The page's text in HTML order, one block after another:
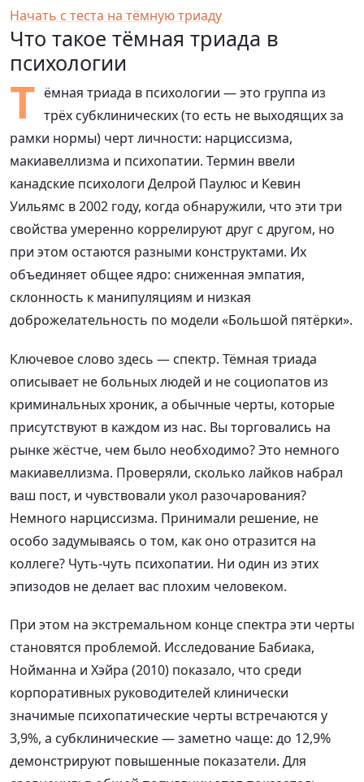
Начать с теста на тёмную триаду
Что такое тёмная триада в
психологии
Т ёмная триада в психологии — это группа из
трёх субклинических (то есть не выходящих за
рамки нормы) черт личности: нарциссизма,
макиавеллизма и психопатии. Термин ввели
канадские психологи Делрой Паулюс и Кевин
Уильямс в 2002 году, когда обнаружили, что эти три
свойства умеренно коррелируют друг с другом, но
при этом остаются разными конструктами. Их
объединяет общее ядро: сниженная эмпатия,
склонность к манипуляциям и низкая
доброжелательность по модели «Большой пятёрки».
Ключевое слово здесь — спектр. Тёмная триада
описывает не больных людей и не социопатов из
криминальных хроник, а обычные черты, которые
присутствуют в каждом из нас. Вы торговались на
рынке жёстче, чем было необходимо? Это немного
макиавеллизма. Проверяли, сколько лайков набрал
ваш пост, и чувствовали укол разочарования?
Немного нарциссизма. Принимали решение, не
особо задумываясь о том, как оно отразится на
коллеге? Чуть-чуть психопатии. Ни один из этих
эпизодов не делает вас плохим человеком.
При этом на экстремальном конце спектра эти черты
становятся проблемой. Исследование Бабиака,
Нойманна и Хэйра (2010) показало, что среди
корпоративных руководителей клинически
значимые психопатические черты встречаются у
3,9%, а субклинические — заметно чаще: до 12,9%
демонстрируют повышенные показатели. Для